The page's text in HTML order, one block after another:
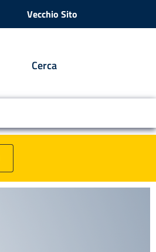
Vecchio Sito
Cerca